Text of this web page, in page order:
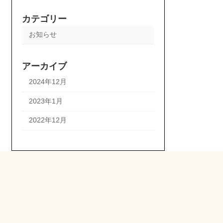
カテゴリー
お知らせ
アーカイブ
2024年12月
2023年1月
2022年12月